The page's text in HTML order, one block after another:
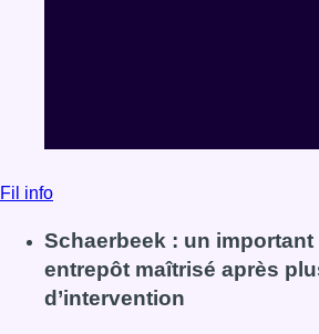
Fil info
Schaerbeek : un
entrepôt maîtrisé après
d’intervention